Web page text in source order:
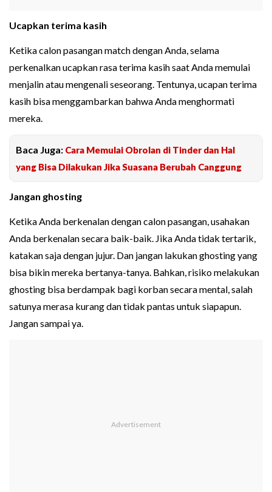
Ucapkan terima kasih
Ketika calon pasangan match dengan Anda, selama
perkenalkan ucapkan rasa terima kasih saat Anda memulai
menjalin atau mengenali seseorang. Tentunya, ucapan terima
kasih bisa menggambarkan bahwa Anda menghormati
mereka.
Baca Juga: Cara Memulai Obrolan di Tinder dan Hal
yang Bisa Dilakukan Jika Suasana Berubah Canggung
Jangan ghosting
Ketika Anda berkenalan dengan calon pasangan, usahakan
Anda berkenalan secara baik-baik. Jika Anda tidak tertarik,
katakan saja dengan jujur. Dan jangan lakukan ghosting yang
bisa bikin mereka bertanya-tanya. Bahkan, risiko melakukan
ghosting bisa berdampak bagi korban secara mental, salah
satunya merasa kurang dan tidak pantas untuk siapapun.
Jangan sampai ya.